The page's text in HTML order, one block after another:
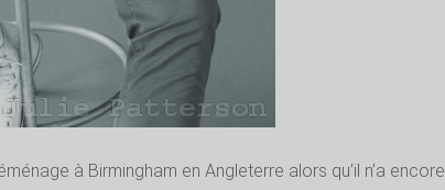
à Birmingham en Angleterre alors qu’il n’a encore